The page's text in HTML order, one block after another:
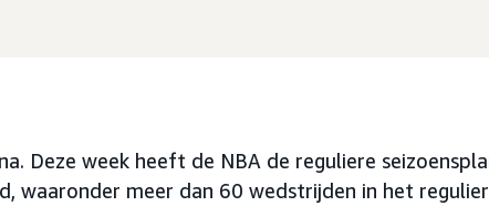
Deze week heeft de NBA de reguliere
waaronder meer dan 60 wedstrijden in het